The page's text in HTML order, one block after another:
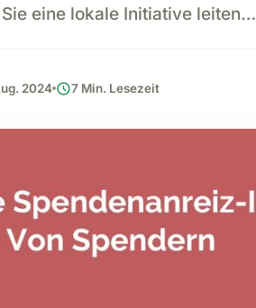
eine lokale Initiative leiten…
2024 schedule7 Min. Lesezeit